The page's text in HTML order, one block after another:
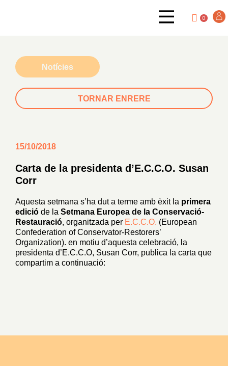
0
Notícies
TORNAR ENRERE
15/10/2018
Carta de la presidenta d’E.C.C.O. Susan
Corr
Aquesta setmana s’ha dut a terme amb èxit la primera
edició de la Setmana Europea de la Conservació-
Restauració, organitzada per E.C.C.O. (European
Confederation of Conservator-Restorers’
Organization). en motiu d’aquesta celebració, la
presidenta d’E.C.C.O, Susan Corr, publica la carta que
compartim a continuació: